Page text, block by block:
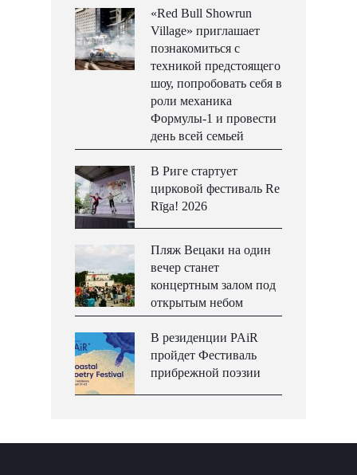
«Red Bull Showrun
Village» приглашает
познакомиться с
техникой предстоящего
шоу, попробовать себя в
роли механика
Формулы-1 и провести
день всей семьей
В Риге стартует
цирковой фестиваль Re
Rīga! 2026
Пляж Вецаки на один
вечер станет
концертным залом под
открытым небом
В резиденции PAiR
пройдет Фестиваль
прибрежной поэзии